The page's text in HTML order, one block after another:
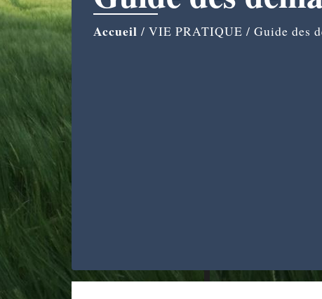
Accueil / VIE PRATIQUE / Guide des